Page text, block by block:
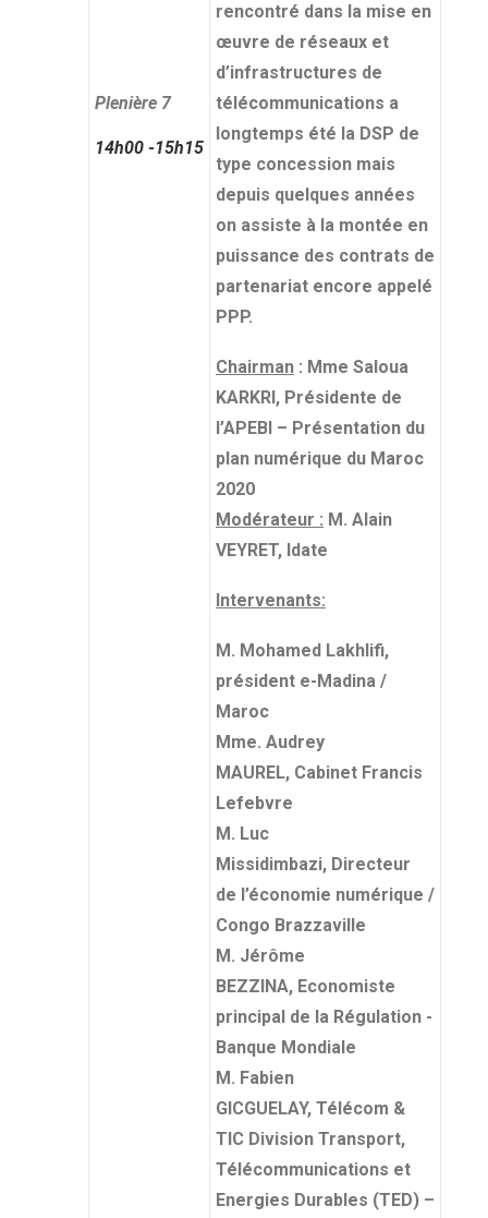
Plenière 7
14h00 -15h15
rencontré dans la mise en
œuvre de réseaux et
d’infrastructures de
télécommunications a
longtemps été la DSP de
type concession mais
depuis quelques années
on assiste à la montée en
puissance des contrats de
partenariat encore appelé
PPP.
Chairman : Mme Saloua
KARKRI, Présidente de
l’APEBI – Présentation du
plan numérique du Maroc
2020
Modérateur : M. Alain
VEYRET, Idate
Intervenants:
M. Mohamed Lakhlifi,
président e-Madina /
Maroc
Mme. Audrey
MAUREL, Cabinet Francis
Lefebvre
M. Luc
Missidimbazi, Directeur
de l’économie numérique /
Congo Brazzaville
M. Jérôme
BEZZINA, Economiste
principal de la Régulation -
Banque Mondiale
M. Fabien
GICGUELAY, Télécom &
TIC Division Transport,
Télécommunications et
Energies Durables (TED) –